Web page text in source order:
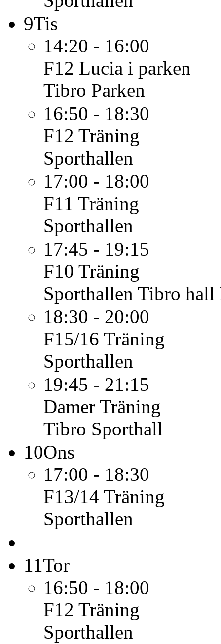
9Tis
14:20 - 16:00
F12 Lucia i parken
Tibro Parken
16:50 - 18:30
F12 Träning
Sporthallen
17:00 - 18:00
F11 Träning
Sporthallen
17:45 - 19:15
F10 Träning
Sporthallen Tibro hall
18:30 - 20:00
F15/16 Träning
Sporthallen
19:45 - 21:15
Damer Träning
Tibro Sporthall
10Ons
17:00 - 18:30
F13/14 Träning
Sporthallen
11Tor
16:50 - 18:00
F12 Träning
Sporthallen